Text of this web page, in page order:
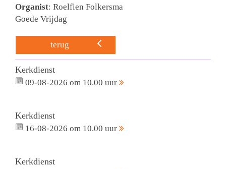
Organist: Roelfien Folkersma
Goede Vrijdag
terug
Kerkdienst
09-08-2026 om 10.00 uur
Kerkdienst
16-08-2026 om 10.00 uur
Kerkdienst